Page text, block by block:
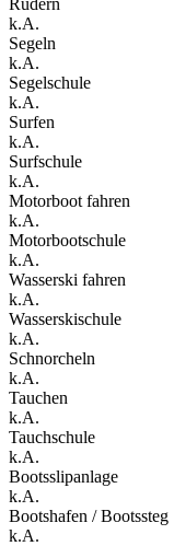
k.A.
Segeln
k.A.
Segelschule
k.A.
Surfen
k.A.
Surfschule
k.A.
Motorboot fahren
k.A.
Motorbootschule
k.A.
Wasserski fahren
k.A.
Wasserskischule
k.A.
Schnorcheln
k.A.
Tauchen
k.A.
Tauchschule
k.A.
Bootsslipanlage
k.A.
Bootshafen / Bootssteg
k.A.